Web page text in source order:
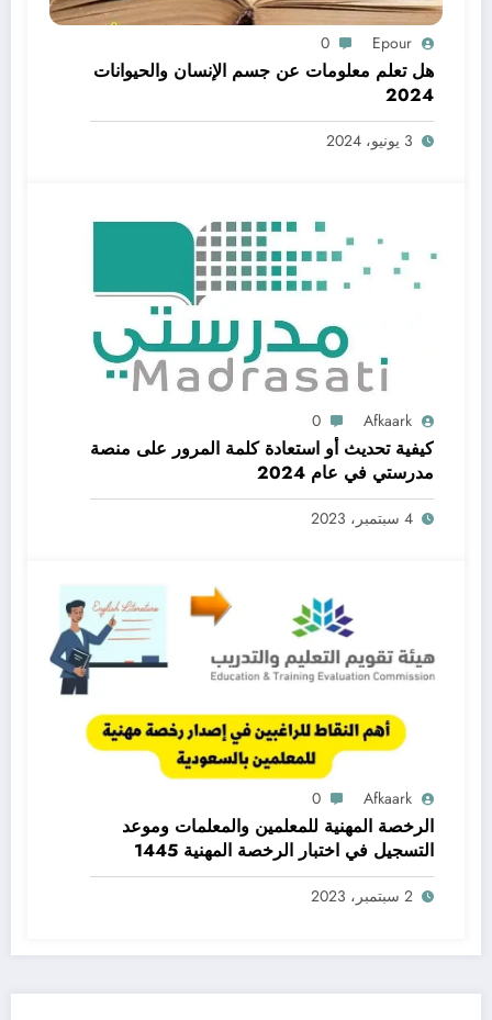
Epour
0
هل تعلم معلومات عن جسم الإنسان والحيوانات
2024
3 يونيو، 2024
Afkaark
0
كيفية تحديث أو استعادة كلمة المرور على منصة
مدرستي في عام 2024
4 سبتمبر، 2023
Afkaark
0
الرخصة المهنية للمعلمين والمعلمات وموعد
التسجيل في اختبار الرخصة المهنية 1445
2 سبتمبر، 2023